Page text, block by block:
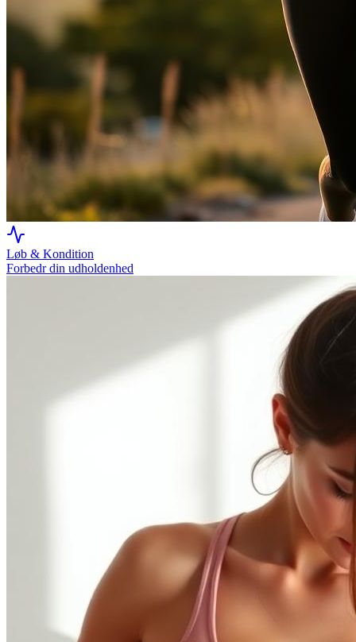
Løb & Kondition
Forbedr din udholdenhed